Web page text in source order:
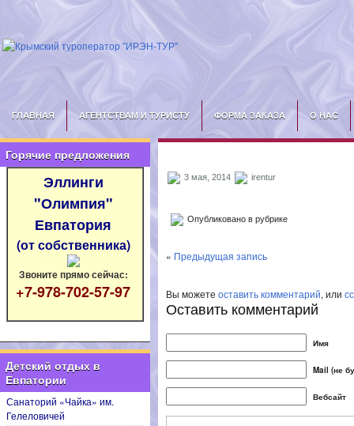
ГЛАВНАЯ АГЕНТСТВАМ И ТУРИСТУ ФОРМА ЗАКАЗА О НАС
Горячие предложения
Эллинги
"Олимпия"
Евпатория
(от собственника)
Звоните прямо сейчас:
+7-978-702-57-97
Детский отдых в
Евпатории
Санаторий «Чайка» им.
Гелеловичей
3 мая, 2014 irentur
Опубликовано в рубрике
« Предыдущая запись
Вы можете оставить комментарий, или
Оставить комментарий
Имя
Mail (не
Вебсайт